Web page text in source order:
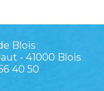
Blois
- 41000 Blois
40 50